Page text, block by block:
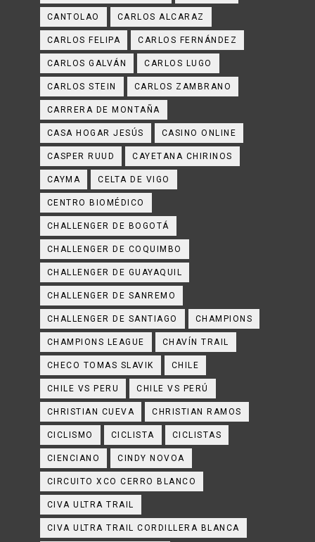
CANTOLAO CARLOS ALCARAZ
CARLOS FELIPA CARLOS FERNÁNDEZ
CARLOS GALVÁN CARLOS LUGO
CARLOS STEIN CARLOS ZAMBRANO
CARRERA DE MONTAÑA
CASA HOGAR JESÚS CASINO ONLINE
CASPER RUUD CAYETANA CHIRINOS
CAYMA CELTA DE VIGO
CENTRO BIOMÉDICO
CHALLENGER DE BOGOTÁ
CHALLENGER DE COQUIMBO
CHALLENGER DE GUAYAQUIL
CHALLENGER DE SANREMO
CHALLENGER DE SANTIAGO CHAMPIONS
CHAMPIONS LEAGUE CHAVÍN TRAIL
CHECO TOMAS SLAVIK CHILE
CHILE VS PERU CHILE VS PERÚ
CHRISTIAN CUEVA CHRISTIAN RAMOS
CICLISMO CICLISTA CICLISTAS
CIENCIANO CINDY NOVOA
CIRCUITO XCO CERRO BLANCO
CIVA ULTRA TRAIL
CIVA ULTRA TRAIL CORDILLERA BLANCA